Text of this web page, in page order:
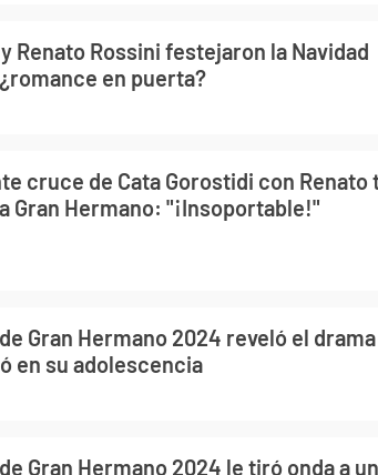
Renato Rossini festejaron la Navidad
en puerta?
cruce de Cata Gorostidi con Renato
Gran Hermano: "¡Insoportable!"
Gran Hermano 2024 reveló el drama
en su adolescencia
Gran Hermano 2024 le tiró onda a